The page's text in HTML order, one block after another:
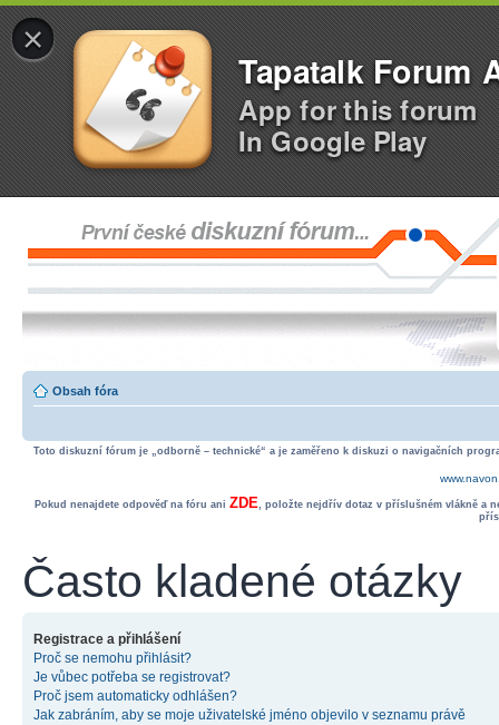
×
Tapatalk Forum
App for this forum
In Google Play
Obsah fóra
Toto diskuzní fórum je „odborně – technické“ a je zaměřeno k diskuzi o navigačních
Pokud nenajdete odpověď na fóru ani ZDE, položte nejdřív dotaz v příslušném vlákně a
Často kladené otázky
Registrace a přihlášení
Proč se nemohu přihlásit?
Je vůbec potřeba se registrovat?
Proč jsem automaticky odhlášen?
Jak zabráním, aby se moje uživatelské jméno objevilo v seznamu právě